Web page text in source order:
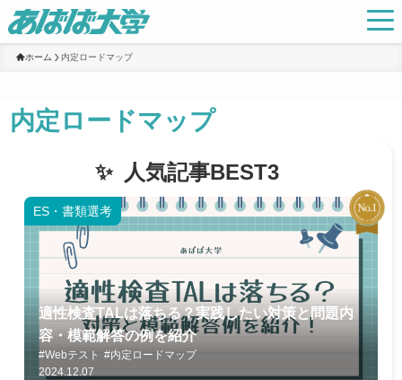
ホーム 内定ロードマップ
内定ロードマップ
人気記事BEST3
ES・書類選考
適性検査TALは落ちる？実践したい対策と問題内
容・模範解答の例を紹介
#Webテスト #内定ロードマップ
2024.12.07